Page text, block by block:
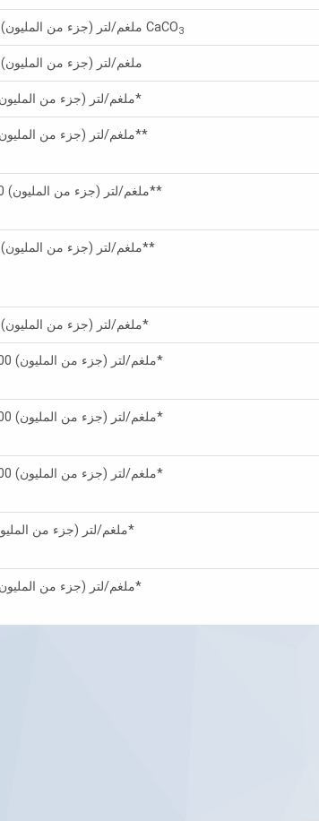
0.0 - 200.0 ملغم/لتر (جزء من المليون) CaCO3
0.0 - 160.0 ملغم/لتر (جزء من المليون)
0.0 - 30.0 ملغم/لتر (جزء من المليون)*
0.0 - 13.5 ملغم/لتر (جزء من المليون)**
0.00 - 11.40 ملغم/لتر (جزء من المليون)**
0.00 - 4.00 ملغم/لتر (جزء من المليون)**
0.00 - 2.90 ملغم/لتر (جزء من المليون)*
0.00 - 200.00 ملغم/لتر (جزء من المليون)*
0.00 - 500.00 ملغم/لتر (جزء من المليون)*
0.00 - 500.00 ملغم/لتر (جزء من المليون)*
0.1 - 2.5 ملغم/لتر (جزء من المليون)*
5.0 - 60.0 ملغم/لتر (جزء من المليون)*